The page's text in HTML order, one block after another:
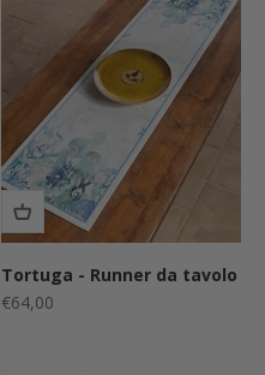
Tortuga - Runner da tavolo
Prezzo scontato
€64,00